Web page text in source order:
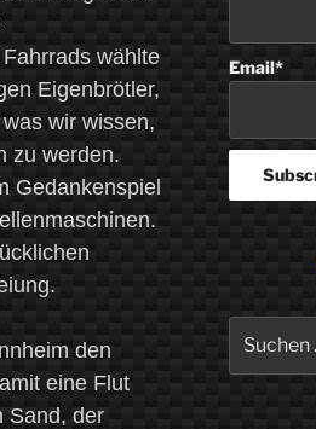
wählte
Eigenbrötler,
wir wissen,
zu werden.
Gedankenspiel
den
eine Flut
Sand, der
Email*
nach: